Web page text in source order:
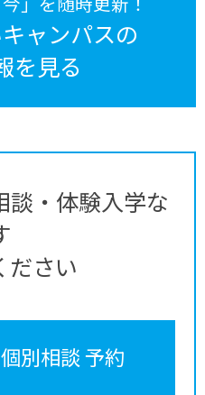
ャンパスの
を見る
談・体験入学な
ださい
別相談 予約